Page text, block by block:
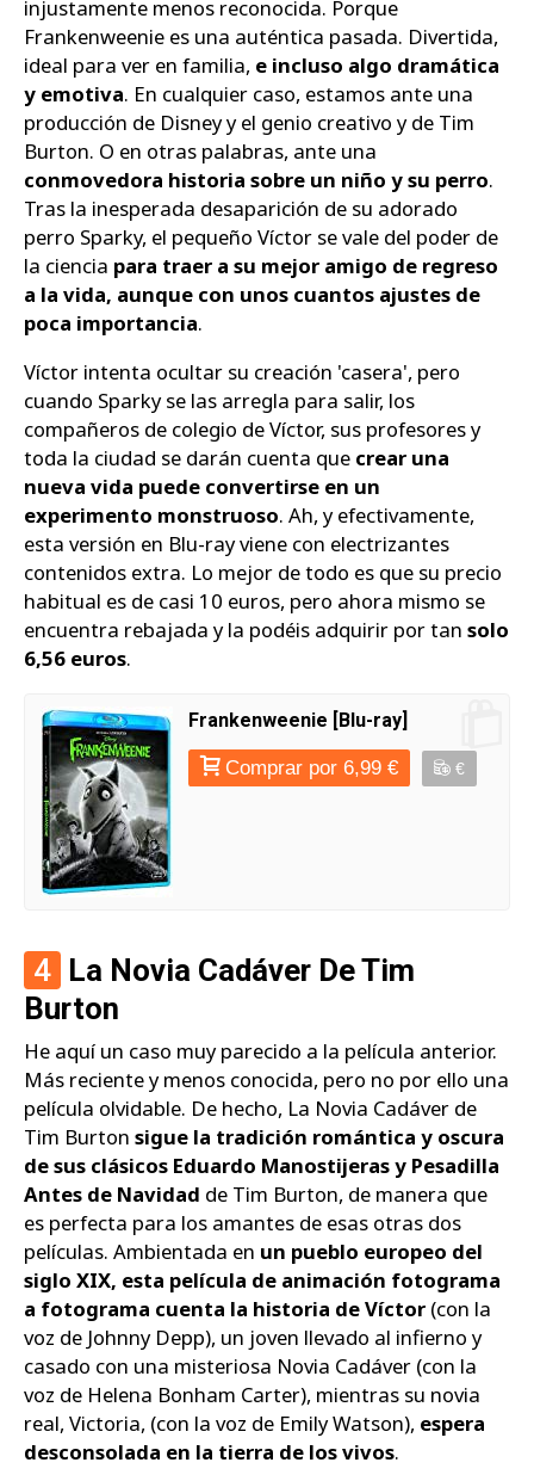
injustamente menos reconocida. Porque
Frankenweenie es una auténtica pasada. Divertida,
ideal para ver en familia, e incluso algo dramática
y emotiva. En cualquier caso, estamos ante una
producción de Disney y el genio creativo y de Tim
Burton. O en otras palabras, ante una
conmovedora historia sobre un niño y su perro.
Tras la inesperada desaparición de su adorado
perro Sparky, el pequeño Víctor se vale del poder de
la ciencia para traer a su mejor amigo de regreso
a la vida, aunque con unos cuantos ajustes de
poca importancia.
Víctor intenta ocultar su creación 'casera', pero
cuando Sparky se las arregla para salir, los
compañeros de colegio de Víctor, sus profesores y
toda la ciudad se darán cuenta que crear una
nueva vida puede convertirse en un
experimento monstruoso. Ah, y efectivamente,
esta versión en Blu-ray viene con electrizantes
contenidos extra. Lo mejor de todo es que su precio
habitual es de casi 10 euros, pero ahora mismo se
encuentra rebajada y la podéis adquirir por tan solo
6,56 euros.
Frankenweenie [Blu-ray]
Comprar por 6,99 € €
4 La Novia Cadáver De Tim
Burton
He aquí un caso muy parecido a la película anterior.
Más reciente y menos conocida, pero no por ello una
película olvidable. De hecho, La Novia Cadáver de
Tim Burton sigue la tradición romántica y oscura
de sus clásicos Eduardo Manostijeras y Pesadilla
Antes de Navidad de Tim Burton, de manera que
es perfecta para los amantes de esas otras dos
películas. Ambientada en un pueblo europeo del
siglo XIX, esta película de animación fotograma
a fotograma cuenta la historia de Víctor (con la
voz de Johnny Depp), un joven llevado al infierno y
casado con una misteriosa Novia Cadáver (con la
voz de Helena Bonham Carter), mientras su novia
real, Victoria, (con la voz de Emily Watson), espera
desconsolada en la tierra de los vivos.